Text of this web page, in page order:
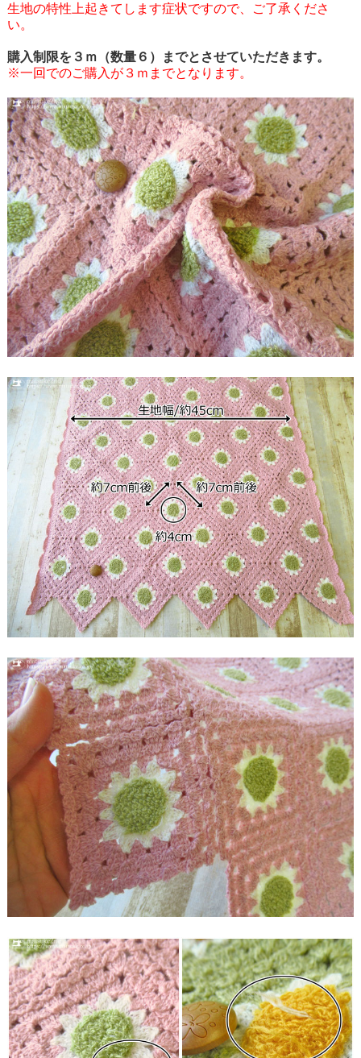
生地の特性上起きてします症状ですので、ご了承くださ
い。
購入制限を３ｍ（数量６）までとさせていただきます。
※一回でのご購入が３ｍまでとなります。